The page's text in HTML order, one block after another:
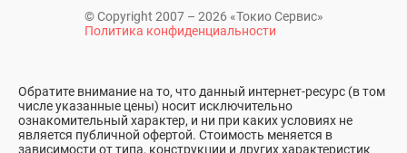
© Copyright 2007 – 2026 «Токио Сервис»
Политика конфиденциальности
Обратите внимание на то, что данный интернет-ресурс (в том
числе указанные цены) носит исключительно
ознакомительный характер, и ни при каких условиях не
является публичной офертой. Стоимость меняется в
зависимости от типа, конструкции и других характеристик